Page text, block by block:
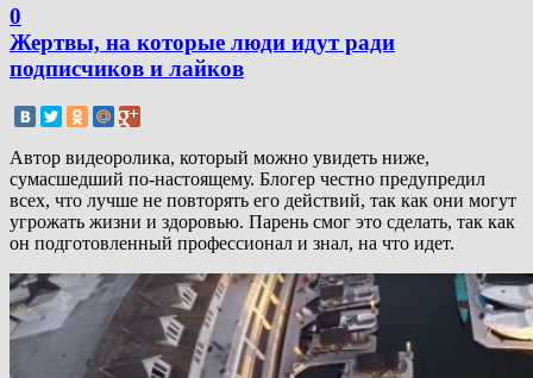
0
Жертвы, на которые люди идут ради
подписчиков и лайков
Автор видеоролика, который можно увидеть ниже,
сумасшедший по-настоящему. Блогер честно предупредил
всех, что лучше не повторять его действий, так как они могут
угрожать жизни и здоровью. Парень смог это сделать, так как
он подготовленный профессионал и знал, на что идет.